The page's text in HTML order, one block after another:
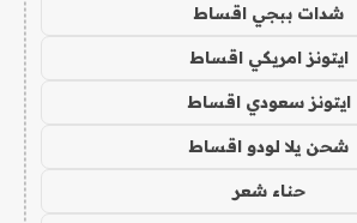
شدات ببجي اقساط
ايتونز امريكي اقساط
ايتونز سعودي اقساط
شحن يلا لودو اقساط
حناء شعر